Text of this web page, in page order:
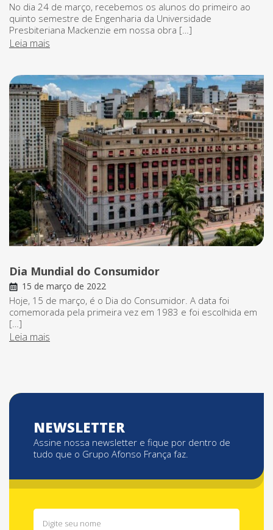
No dia 24 de março, recebemos os alunos do primeiro ao
quinto semestre de Engenharia da Universidade
Presbiteriana Mackenzie em nossa obra […]
Leia mais
Dia Mundial do Consumidor
15 de março de 2022
Hoje, 15 de março, é o Dia do Consumidor. A data foi
comemorada pela primeira vez em 1983 e foi escolhida em
[…]
Leia mais
NEWSLETTER
Assine nossa newsletter e fique por dentro de
tudo que o Grupo Afonso França faz.